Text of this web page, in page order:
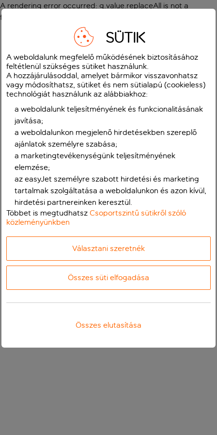
A rendering error occurred: g.value.replaceAll is not a
function
SÜTIK
A weboldalunk megfelelő működésének biztosításához
feltétlenül szükséges sütiket használunk.
A hozzájárulásoddal, amelyet bármikor visszavonhatsz
vagy módosíthatsz, sütiket és nem sütialapú (cookieless)
technológiát használunk az alábbiakhoz:
a weboldalunk teljesítményének és funkcionalitásának
javítása;
a weboldalunkon megjelenő hirdetésekben szereplő
ajánlatok személyre szabása;
a marketingtevékenységünk teljesítményének
elemzése;
az easyJet személyre szabott hirdetési és marketing
tartalmak szolgáltatása a weboldalunkon és azon kívül,
hirdetési partnereinken keresztül.
Többet is megtudhatszCsoportszintű sütikről szóló
közleményünkben
Választani szeretnék
Összes süti elfogadása
Összes elutasítása